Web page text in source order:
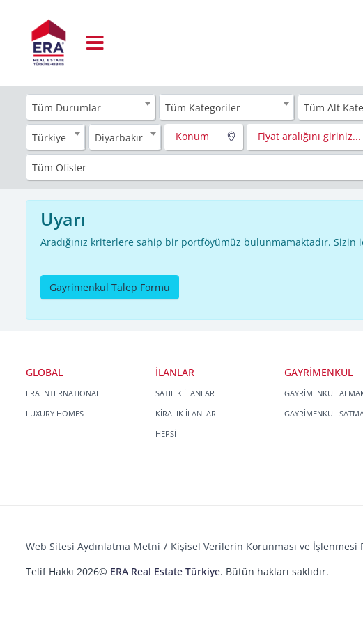
Tüm Durumlar Tüm Kategoriler Tüm Alt
Türkiye Diyarbakır Konum Fiyat aralığını giriniz...
Tüm Ofisler
Uyarı
Aradığınız kriterlere sahip bir portföyümüz bulunmamaktadır.
Gayrimenkul Talep Formu
GLOBAL
ERA INTERNATIONAL
LUXURY HOMES
İLANLAR
SATILIK İLANLAR
KİRALIK İLANLAR
HEPSİ
GAYRİMENKUL
GAYRİMENKUL
GAYRİMENKUL
Web Sitesi Aydınlatma Metni Kişisel Verilerin Korunması ve İşlenmesi
Telif Hakkı 2026© ERA Real Estate Türkiye. Bütün hakları saklıdır.